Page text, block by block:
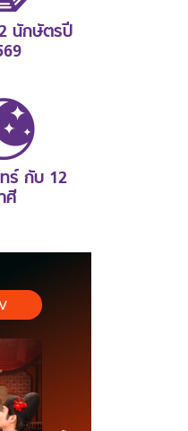
นักษัตรปี
ร์ กับ 12
ศี